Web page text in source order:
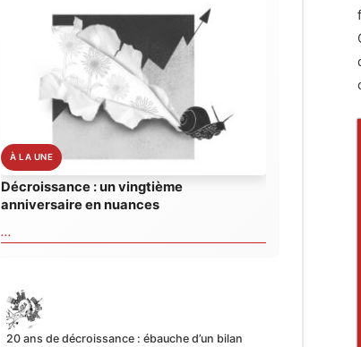
Décroissance : un vingtième
anniversaire en nuances
...
20 ans de décroissance : ébauche d’un bilan